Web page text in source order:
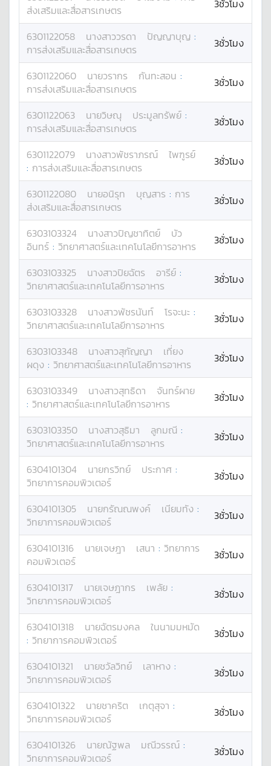
ส่งเสริมและสื่อสารเกษตร
3ชั่วโมง
6301122058 นางสาววรดา ปัญญาบุญ :
การส่งเสริมและสื่อสารเกษตร
3ชั่วโมง
6301122060 นายวรากร กันทะสอน :
การส่งเสริมและสื่อสารเกษตร
3ชั่วโมง
6301122063 นายวิษณุ ประมูลทรัพย์ :
การส่งเสริมและสื่อสารเกษตร
3ชั่วโมง
6301122079 นางสาวพัชราภรณ์
ไพฑูรย์
: การส่งเสริมและสื่อสารเกษตร 3ชั่วโมง
6301122080 นายอนิรุท บุญสาร : การ
ส่งเสริมและสื่อสารเกษตร
3ชั่วโมง
6303103324 นางสาวปิญชาทิตย์
บัว
อินทร์ : วิทยาศาสตร์และเทคโนโลยีการอาหาร 3ชั่วโมง
6303103325 นางสาวปิยฉัตร อารีย์ :
วิทยาศาสตร์และเทคโนโลยีการอาหาร
3ชั่วโมง
6303103328 นางสาวพัชรนันท์ โรจะนะ :
วิทยาศาสตร์และเทคโนโลยีการอาหาร
3ชั่วโมง
6303103348 นางสาวสุกัญญา
เที่ยง
ผดุง : วิทยาศาสตร์และเทคโนโลยีการอาหาร 3ชั่วโมง
6303103349 นางสาวสุทธิดา
จันทร์ผาย
: วิทยาศาสตร์และเทคโนโลยีการอาหาร 3ชั่วโมง
6303103350 นางสาวสุธิมา ลูกมณี :
วิทยาศาสตร์และเทคโนโลยีการอาหาร
3ชั่วโมง
6304101304 นายกรวิทย์ ประกาศ :
วิทยาการคอมพิวเตอร์
3ชั่วโมง
6304101305 นายกรัณณพงค์ เนียมทัง :
วิทยาการคอมพิวเตอร์
3ชั่วโมง
6304101316 นายเจษฎา เสนา : วิทยาการ
คอมพิวเตอร์
3ชั่วโมง
6304101317 นายเจษฎากร เพลัย :
วิทยาการคอมพิวเตอร์
3ชั่วโมง
6304101318 นายฉัตรมงคล
ในนามมหมัด
: วิทยาการคอมพิวเตอร์ 3ชั่วโมง
6304101321 นายชวัลวิทย์ เลาหาง :
วิทยาการคอมพิวเตอร์
3ชั่วโมง
6304101322 นายชาคริต เกตุสุจา :
วิทยาการคอมพิวเตอร์
3ชั่วโมง
6304101326 นายณัฐพล มณีวรรณ์ :
วิทยาการคอมพิวเตอร์
3ชั่วโมง